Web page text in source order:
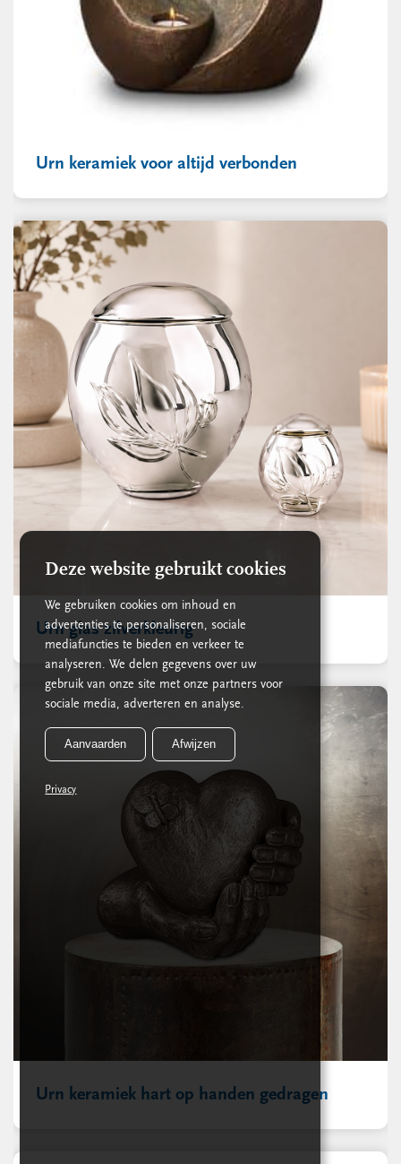
Urn keramiek voor altijd verbonden
Urn glas zilverkleurig
Urn keramiek hart op handen gedragen
Deze website gebruikt cookies
We gebruiken cookies om inhoud en
advertenties te personaliseren, sociale
mediafuncties te bieden en verkeer te
analyseren. We delen gegevens over uw
gebruik van onze site met onze partners voor
sociale media, adverteren en analyse.
Aanvaarden Afwijzen
Privacy